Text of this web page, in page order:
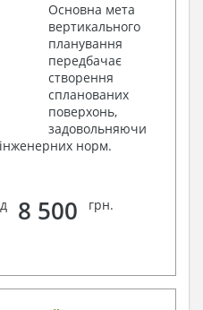
Основна мета
вертикального
планування
передбачає
створення
спланованих
поверхонь,
задовольняючи
норм.
8 500 грн.